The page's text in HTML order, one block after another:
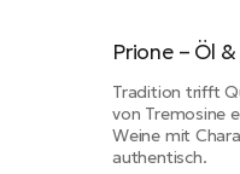
Prione – Öl
Tradition trifft
von Tremosine
Weine mit
authentisch.